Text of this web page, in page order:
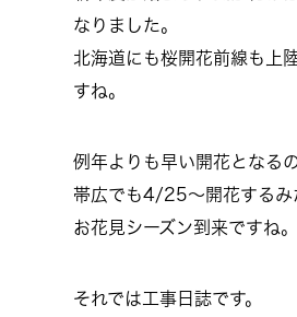
なりました。
北海道にも桜開花前線も上
すね。
例年よりも早い開花となるの
帯広でも4/25～開花するみ
お花見シーズン到来ですね。
それでは工事日誌です。